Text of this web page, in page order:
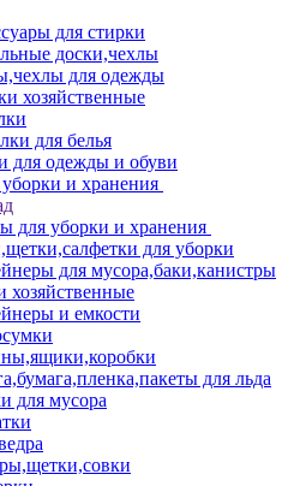
для стирки
доски,чехлы
для одежды
хозяйственные
для белья
для одежды и обуви
и хранения
для уборки и хранения
для уборки
для мусора,баки,канистры
хозяйственные
и емкости
для льда
для мусора